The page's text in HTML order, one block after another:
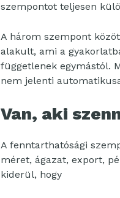
szempontot teljesen
A három szempont
alakult, ami a
függetlenek egymástól.
nem jelenti
Van, aki
A fenntarthatósági
méret, ágazat, export,
kiderül, hogy